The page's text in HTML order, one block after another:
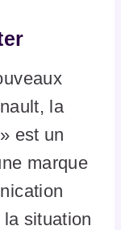
la
est un
marque
situation